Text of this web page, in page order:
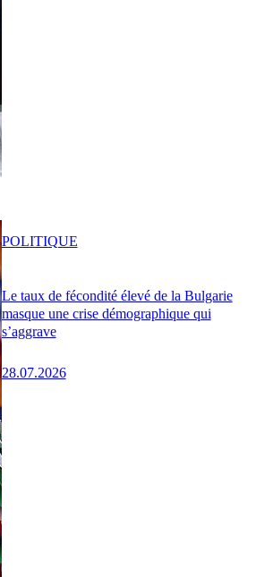
Le taux de fécondité élevé de la Bulgarie
masque une crise démographique qui
s’aggrave
28.07.2026
POLITIQUE